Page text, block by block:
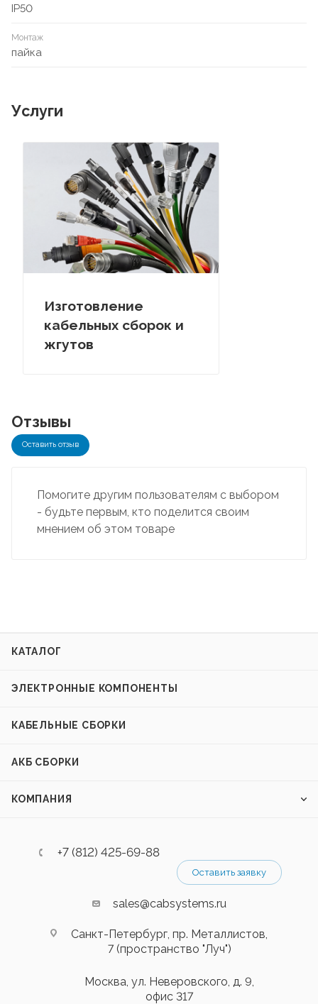
IP50
Монтаж
пайка
Услуги
Изготовление
кабельных сборок и
жгутов
Отзывы
Оставить отзыв
Помогите другим пользователям с выбором
- будьте первым, кто поделится своим
мнением об этом товаре
КАТАЛОГ
ЭЛЕКТРОННЫЕ КОМПОНЕНТЫ
КАБЕЛЬНЫЕ СБОРКИ
АКБ СБОРКИ
КОМПАНИЯ
+7 (812) 425-69-88
Оставить заявку
sales@cabsystems.ru
Санкт-Петербург, пр. Металлистов,
7 (пространство "Луч")
Москва, ул. Неверовского, д. 9,
офис 317